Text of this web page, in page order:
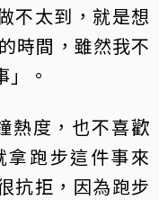
不太到，就是想
時間，雖然我不
。
熱度，也不喜歡
跑步這件事來
抗拒，因為跑步